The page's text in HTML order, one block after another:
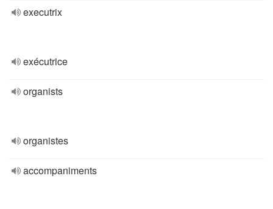
executrix
exécutrice
organists
organistes
accompaniments